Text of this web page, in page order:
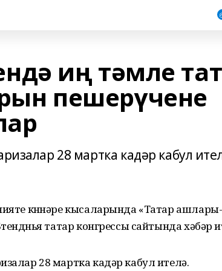
иң тәмле
пешерүчене
28 мартка кадәр кабул
көннәре кысаларында «Татар
татар конгрессы сайтында хәбәр
28 мартка кадәр кабул ителә.